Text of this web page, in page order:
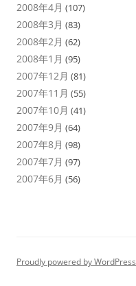
2008年4月 (107)
2008年3月 (83)
2008年2月 (62)
2008年1月 (95)
2007年12月 (81)
2007年11月 (55)
2007年10月 (41)
2007年9月 (64)
2007年8月 (98)
2007年7月 (97)
2007年6月 (56)
Proudly powered by WordPress